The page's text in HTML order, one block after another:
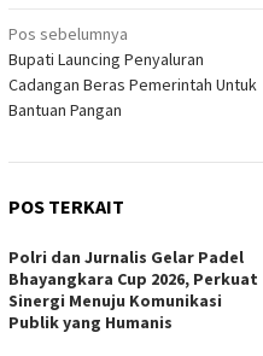
Navigasi
pos
Pos sebelumnya
Bupati Launcing Penyaluran
Cadangan Beras Pemerintah Untuk
Bantuan Pangan
POS TERKAIT
Polri dan Jurnalis Gelar Padel
Bhayangkara Cup 2026, Perkuat
Sinergi Menuju Komunikasi
Publik yang Humanis